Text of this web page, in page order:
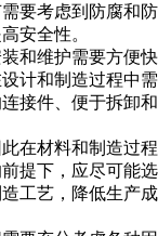
要考虑到防腐和防
安全性。
和维护需要方便快
计和制造过程中需
接件、便于拆卸和
在材料和制造过程
提下，应尽可能选
工艺，降低生产成